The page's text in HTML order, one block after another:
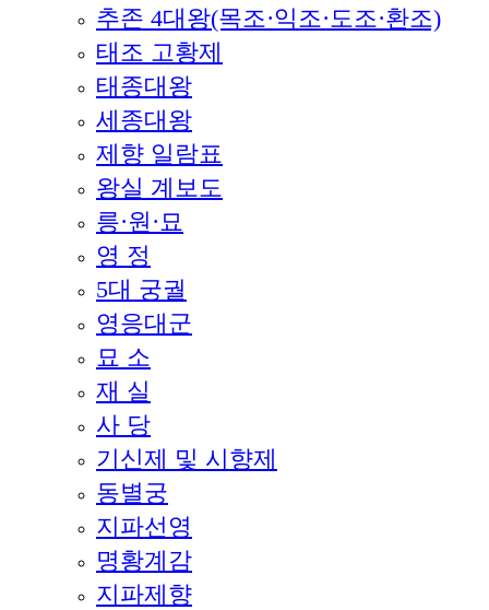
추존 4대왕(목조·익조·도조·환조)
태조 고황제
태종대왕
세종대왕
제향 일람표
왕실 계보도
릉·원·묘
영 정
5대 궁궐
영응대군
묘 소
재 실
사 당
기신제 및 시향제
동별궁
지파선영
명황계감
지파제향